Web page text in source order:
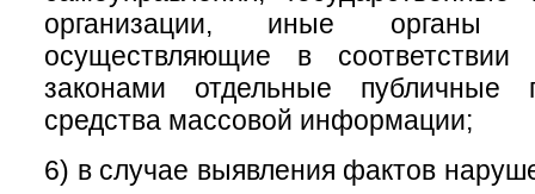
организации, иные органы
осуществляющие в
законами отдельные
средства массовой информации;
6) в случае выявления фактов